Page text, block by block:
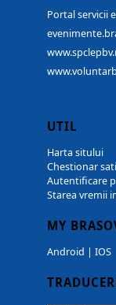
Portal servicii
UTIL
Harta sitului
Chestionar
Autentificare
Starea vremii
MY
Android | IOS